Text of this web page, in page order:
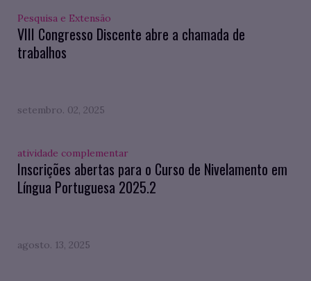
Pesquisa e Extensão
VIII Congresso Discente abre a chamada de
trabalhos
setembro. 02, 2025
atividade complementar
Inscrições abertas para o Curso de Nivelamento em
Língua Portuguesa 2025.2
agosto. 13, 2025